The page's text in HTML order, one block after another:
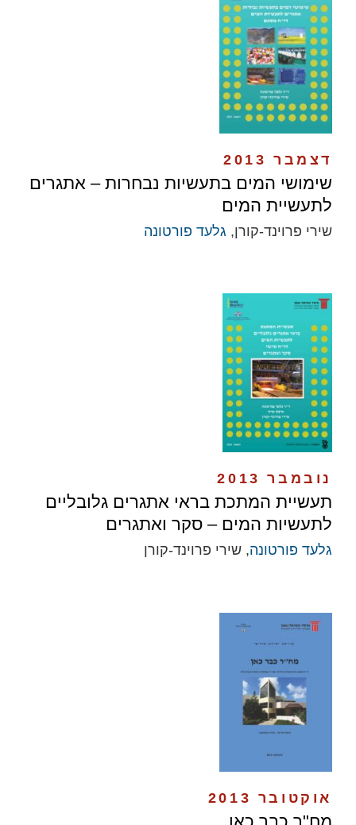
דצמבר 2013
שימושי המים בתעשיות נבחרות – אתגרים
לתעשיית המים
שירי פרוינד-קורן, גלעד פורטונה
נובמבר 2013
תעשיית המתכת בראי אתגרים גלובליים
לתעשיות המים – סקר ואתגרים
גלעד פורטונה, שירי פרוינד-קורן
אוקטובר 2013